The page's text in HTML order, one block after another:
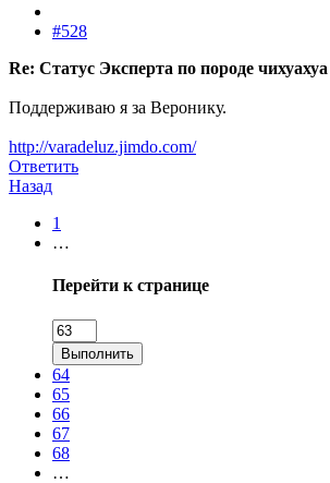
#528
Re: Статус Эксперта по породе чихуахуа
Поддерживаю я за Веронику.
http://varadeluz.jimdo.com/
Ответить
Назад
1
…
Перейти к странице
Выполнить
64
65
66
67
68
…